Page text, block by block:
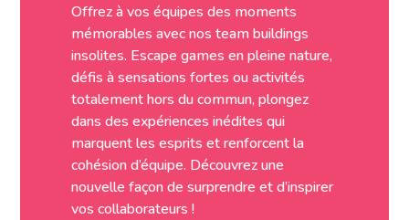
Offrez à vos équipes des moments
mémorables avec nos team buildings
insolites. Escape games en pleine nature,
défis à sensations fortes ou activités
totalement hors du commun, plongez
dans des expériences inédites qui
marquent les esprits et renforcent la
cohésion d’équipe. Découvrez une
nouvelle façon de surprendre et d’inspirer
vos collaborateurs !